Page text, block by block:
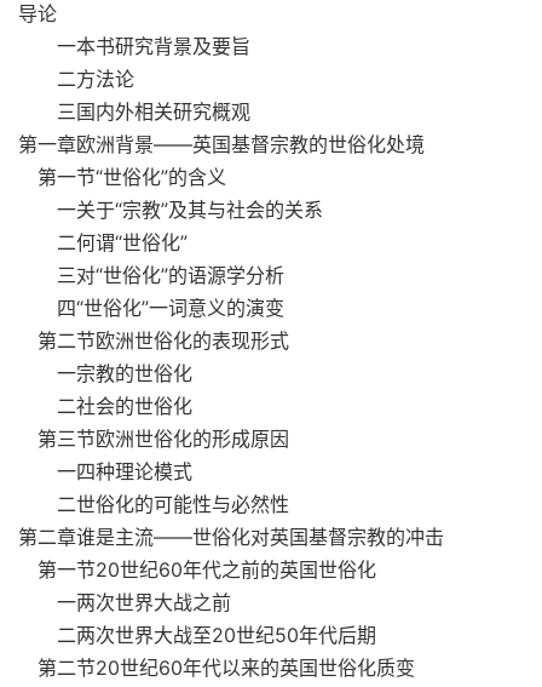
导论
一本书研究背景及要旨
二方法论
三国内外相关研究概观
第一章欧洲背景——英国基督宗教的世俗化处境
第一节“世俗化”的含义
一关于“宗教”及其与社会的关系
二何谓“世俗化”
三对“世俗化”的语源学分析
四“世俗化”一词意义的演变
第二节欧洲世俗化的表现形式
一宗教的世俗化
二社会的世俗化
第三节欧洲世俗化的形成原因
一四种理论模式
二世俗化的可能性与必然性
第二章谁是主流——世俗化对英国基督宗教的冲击
第一节20世纪60年代之前的英国世俗化
一两次世界大战之前
二两次世界大战至20世纪50年代后期
第二节20世纪60年代以来的英国世俗化质变